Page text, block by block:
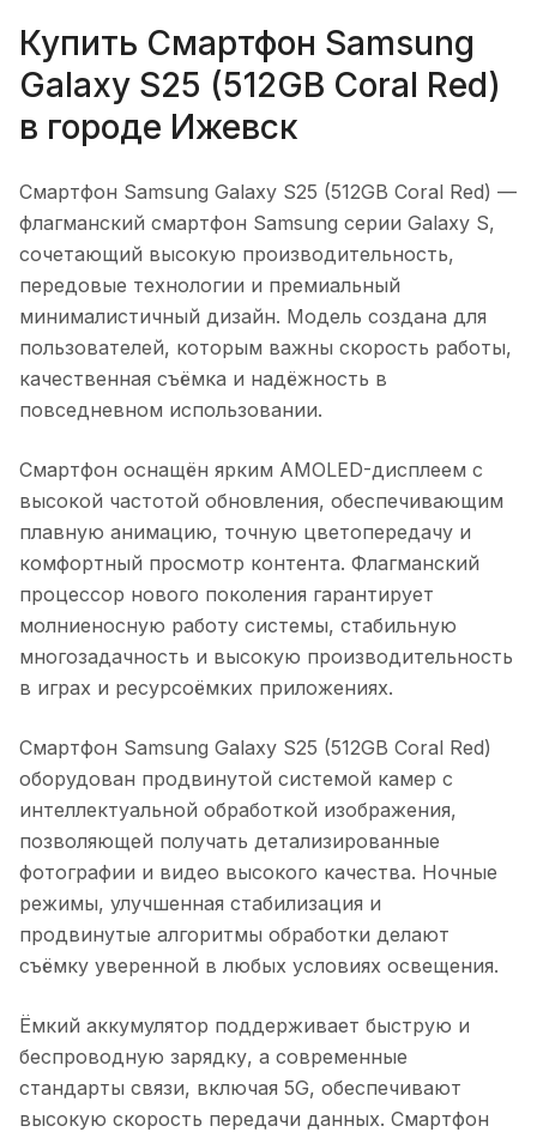
Купить Смартфон Samsung
Galaxy S25 (512GB Coral Red)
в городе Ижевск
Смартфон Samsung Galaxy S25 (512GB Coral Red) —
флагманский смартфон Samsung серии Galaxy S,
сочетающий высокую производительность,
передовые технологии и премиальный
минималистичный дизайн. Модель создана для
пользователей, которым важны скорость работы,
качественная съёмка и надёжность в
повседневном использовании.
Смартфон оснащён ярким AMOLED-дисплеем с
высокой частотой обновления, обеспечивающим
плавную анимацию, точную цветопередачу и
комфортный просмотр контента. Флагманский
процессор нового поколения гарантирует
молниеносную работу системы, стабильную
многозадачность и высокую производительность
в играх и ресурсоёмких приложениях.
Смартфон Samsung Galaxy S25 (512GB Coral Red)
оборудован продвинутой системой камер с
интеллектуальной обработкой изображения,
позволяющей получать детализированные
фотографии и видео высокого качества. Ночные
режимы, улучшенная стабилизация и
продвинутые алгоритмы обработки делают
съёмку уверенной в любых условиях освещения.
Ёмкий аккумулятор поддерживает быструю и
беспроводную зарядку, а современные
стандарты связи, включая 5G, обеспечивают
высокую скорость передачи данных. Смартфон